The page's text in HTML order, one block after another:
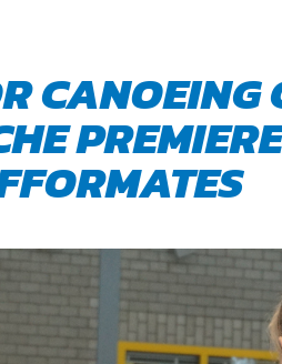
CANOEING